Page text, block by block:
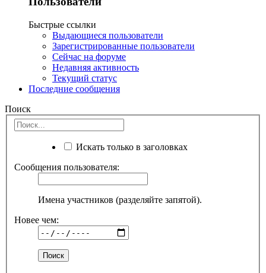
Быстрые ссылки
Выдающиеся пользователи
Зарегистрированные пользователи
Сейчас на форуме
Недавняя активность
Текущий статус
Последние сообщения
Поиск
Искать только в заголовках
Сообщения пользователя:
Имена участников (разделяйте запятой).
Новее чем: